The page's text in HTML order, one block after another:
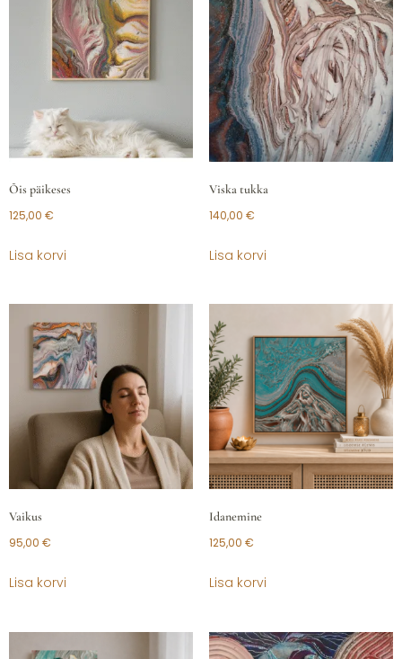
Õis päikeses
125,00 €
Lisa korvi
Viska tukka
140,00 €
Lisa korvi
Vaikus
95,00 €
Lisa korvi
Idanemine
125,00 €
Lisa korvi